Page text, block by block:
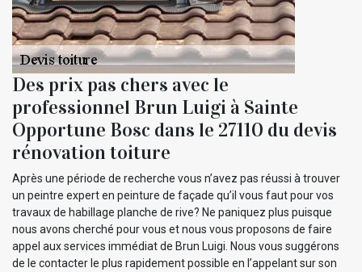
Des prix pas chers avec le
professionnel Brun Luigi à Sainte
Opportune Bosc dans le 27110 du devis
rénovation toiture
Après une période de recherche vous n’avez pas réussi à trouver
un peintre expert en peinture de façade qu’il vous faut pour vos
travaux de habillage planche de rive? Ne paniquez plus puisque
nous avons cherché pour vous et nous vous proposons de faire
appel aux services immédiat de Brun Luigi. Nous vous suggérons
de le contacter le plus rapidement possible en l’appelant sur son